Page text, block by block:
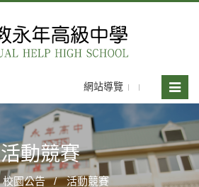
網站導覽
Toggle
活動競賽
校園公告 活動競賽